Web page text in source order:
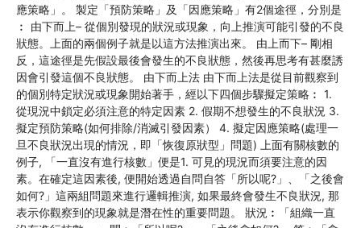
應策略」。 製定「預防策略」及「因應策略」有2個途徑，分別是
︰ 由下而上– 從個別發現的狀況或現象，向上推演可能引發的不良
狀態。上面的兩個例子就是以這方法推演出來。 由上而下– 剛相
反，這途徑是先假設最後會發生的不良狀態，然後再思考有甚麼誘
因會引發這個不良狀態。 由下而上法 由下而上法是從目前觀察到
的個別特定狀況或現象開始著手，經以下四個步驟擬定策略︰ 1.
從現況中鎖定必須注意的特定因素 2. 假期不想發生的不良狀況 3.
擬定預防策略(如何排除/消滅引發因素） 4. 擬定因應策略(處理一
旦不良狀況出現的情況，即「恢復原狀型」問題) 上面有關核數的
例子, 「一直沒有進行核數」便是1. 可見的現況而須要注意的因
素。在確定這因素後, 便開始透過自問自答「所以呢?」、「之後會
如何?」這兩組問題來進行邏輯推演, 如果最終會發生不良狀況, 那
表示你觀察到的現象就是潛在性的重要問題。 狀況︰「組織一直